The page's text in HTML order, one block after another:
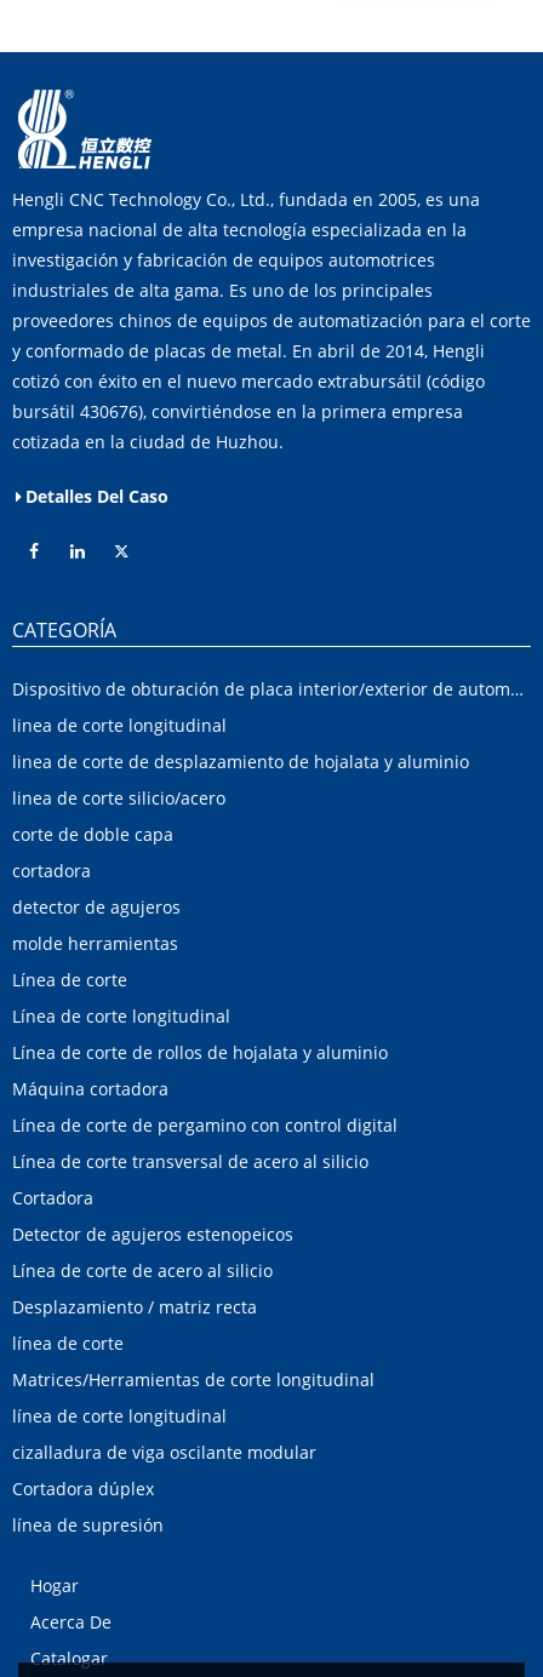
Hengli CNC Technology Co., Ltd., fundada en 2005, es una
empresa nacional de alta tecnología especializada en la
investigación y fabricación de equipos automotrices
industriales de alta gama. Es uno de los principales
proveedores chinos de equipos de automatización para el corte
y conformado de placas de metal. En abril de 2014, Hengli
cotizó con éxito en el nuevo mercado extrabursátil (código
bursátil 430676), convirtiéndose en la primera empresa
cotizada en la ciudad de Huzhou.
Detalles Del Caso
CATEGORÍA
Dispositivo de obturación de placa interior/exterior de automóvil
linea de corte longitudinal
linea de corte de desplazamiento de hojalata y aluminio
linea de corte silicio/acero
corte de doble capa
cortadora
detector de agujeros
molde herramientas
Línea de corte
Línea de corte longitudinal
Línea de corte de rollos de hojalata y aluminio
Máquina cortadora
Línea de corte de pergamino con control digital
Línea de corte transversal de acero al silicio
Cortadora
Detector de agujeros estenopeicos
Línea de corte de acero al silicio
Desplazamiento / matriz recta
línea de corte
Matrices/Herramientas de corte longitudinal
línea de corte longitudinal
cizalladura de viga oscilante modular
Cortadora dúplex
línea de supresión
Hogar
Acerca De
Catalogar